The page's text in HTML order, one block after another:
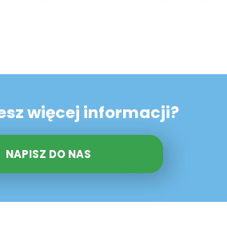
więcej informacji?
NAPISZ DO NAS